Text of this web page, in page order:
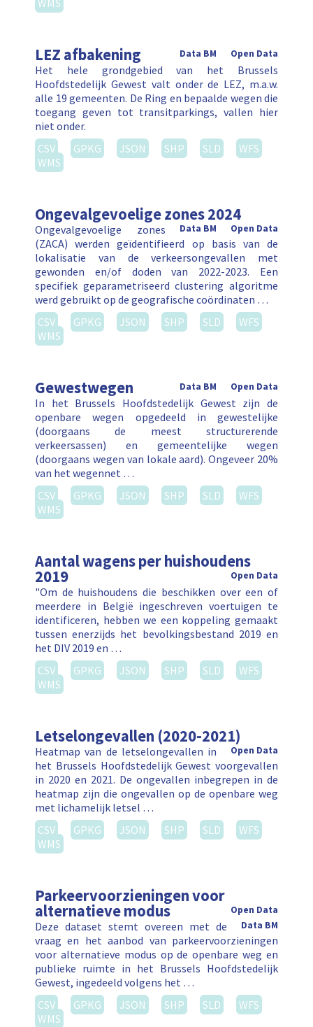
WMS
LEZ afbakening Open Data
Data BM
Het hele grondgebied van het Brussels
Hoofdstedelijk Gewest valt onder de LEZ, m.a.w.
alle 19 gemeenten. De Ring en bepaalde wegen die
toegang geven tot transitparkings, vallen hier
niet onder.
CSV
GPKG JSON SHP SLD
WFS
WMS
Ongevalgevoelige zones 2024
Open Data
Data BM
Ongevalgevoelige zones
(ZACA) werden geïdentifieerd op basis van de
lokalisatie van de verkeersongevallen met
gewonden en/of doden van 2022-2023. Een
specifiek geparametriseerd clustering algoritme
werd gebruikt op de geografische coördinaten …
CSV
GPKG JSON SHP SLD
WFS
WMS
Gewestwegen Open Data
Data BM
In het Brussels Hoofdstedelijk Gewest zijn de
openbare wegen opgedeeld in gewestelijke
(doorgaans de meest structurerende
verkeersassen) en gemeentelijke wegen
(doorgaans wegen van lokale aard). Ongeveer 20%
van het wegennet …
CSV
GPKG JSON SHP SLD
WFS
WMS
Aantal wagens per huishoudens
2019 Open Data
"Om de huishoudens die beschikken over een of
meerdere in België ingeschreven voertuigen te
identificeren, hebben we een koppeling gemaakt
tussen enerzijds het bevolkingsbestand 2019 en
het DIV 2019 en …
CSV
GPKG JSON SHP SLD
WFS
WMS
Letselongevallen (2020-2021)
Open Data
Heatmap van de letselongevallen in
het Brussels Hoofdstedelijk Gewest voorgevallen
in 2020 en 2021. De ongevallen inbegrepen in de
heatmap zijn die ongevallen op de openbare weg
met lichamelijk letsel …
CSV
GPKG JSON SHP SLD
WFS
WMS
Parkeervoorzieningen voor
alternatieve modus
Open Data
Data BM
Deze dataset stemt overeen met de
vraag en het aanbod van parkeervoorzieningen
voor alternatieve modus op de openbare weg en
publieke ruimte in het Brussels Hoofdstedelijk
Gewest, ingedeeld volgens het …
CSV
GPKG JSON SHP SLD
WFS
WMS